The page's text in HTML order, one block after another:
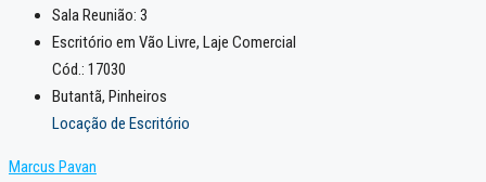
Sala Reunião: 3
Escritório em Vão Livre, Laje Comercial
Cód.: 17030
Butantã, Pinheiros
Locação de Escritório
Marcus Pavan